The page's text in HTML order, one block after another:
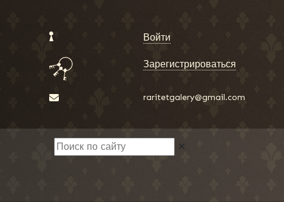
Войти
Зарегистрироваться
raritetgalery@gmail.com
✕